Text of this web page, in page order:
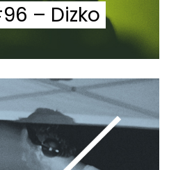
– Dizko